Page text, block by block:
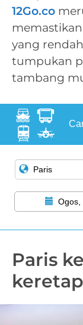
12Go.co
yang
tumpukan
tambang
Ogos,
Paris